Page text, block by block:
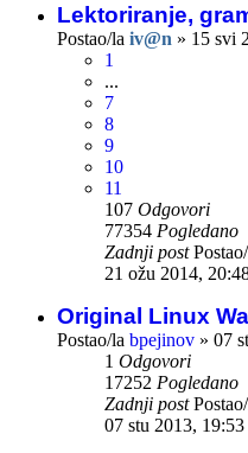
Lektoriranje,
Postao/la iv@n » 15 svi
1
...
7
8
9
10
11
107 Odgovori
77354 Pogledano
Zadnji post
21 ožu 2014,
Original Linux
Postao/la bpejinov » 07
1 Odgovori
17252 Pogledano
Zadnji post
07 stu 2013, 19:53